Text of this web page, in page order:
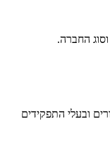
החברה.
ובעלי התפקידים